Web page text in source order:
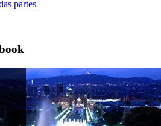
partes